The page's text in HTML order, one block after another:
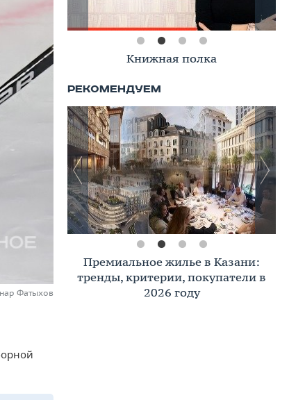
Фатыхов
Книжная полка
Премиальное жилье в Казани:
тренды, критерии, покупатели в
2026 году